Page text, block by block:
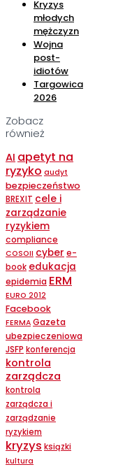
Kryzys
młodych
mężczyzn
Wojna
post-
idiotów
Targowica
2026
Zobacz
również
AI apetyt na
ryzyko audyt
bezpieczeństwo
BREXIT cele i
zarządzanie
ryzykiem
compliance
COSOII cyber e-
book edukacja
epidemia ERM
EURO 2012
Facebook
FERMA Gazeta
ubezpieczeniowa
JSFP konferencja
kontrola
zarządcza
kontrola
zarządcza i
zarządzanie
ryzykiem
kryzys ksiązki
kultura